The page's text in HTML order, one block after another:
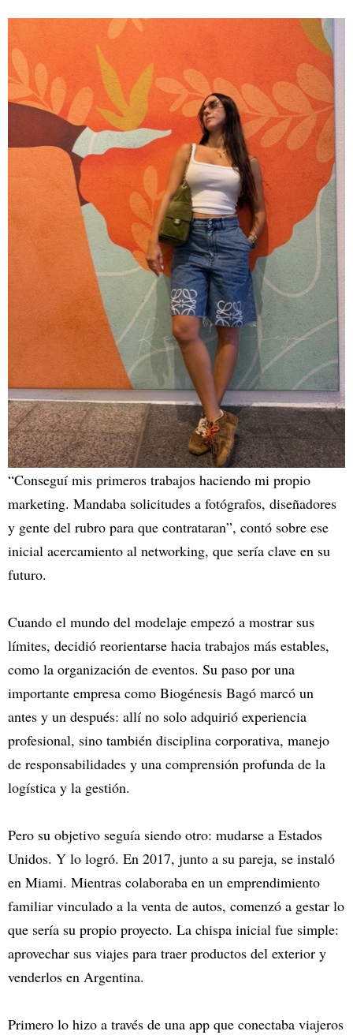
“Conseguí mis primeros trabajos haciendo mi propio
marketing. Mandaba solicitudes a fotógrafos, diseñadores
y gente del rubro para que contrataran”, contó sobre ese
inicial acercamiento al networking, que sería clave en su
futuro.
Cuando el mundo del modelaje empezó a mostrar sus
límites, decidió reorientarse hacia trabajos más estables,
como la organización de eventos. Su paso por una
importante empresa como Biogénesis Bagó marcó un
antes y un después: allí no solo adquirió experiencia
profesional, sino también disciplina corporativa, manejo
de responsabilidades y una comprensión profunda de la
logística y la gestión.
Pero su objetivo seguía siendo otro: mudarse a Estados
Unidos. Y lo logró. En 2017, junto a su pareja, se instaló
en Miami. Mientras colaboraba en un emprendimiento
familiar vinculado a la venta de autos, comenzó a gestar lo
que sería su propio proyecto. La chispa inicial fue simple:
aprovechar sus viajes para traer productos del exterior y
venderlos en Argentina.
Primero lo hizo a través de una app que conectaba viajeros